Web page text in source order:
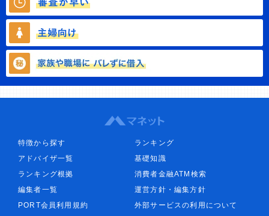
特徴から探す
ランキング
アドバイザ一覧
基礎知識
ランキング根拠
消費者金融ATM検索
編集者一覧
運営方針・編集方針
PORT会員利用規約
外部サービスの利用について